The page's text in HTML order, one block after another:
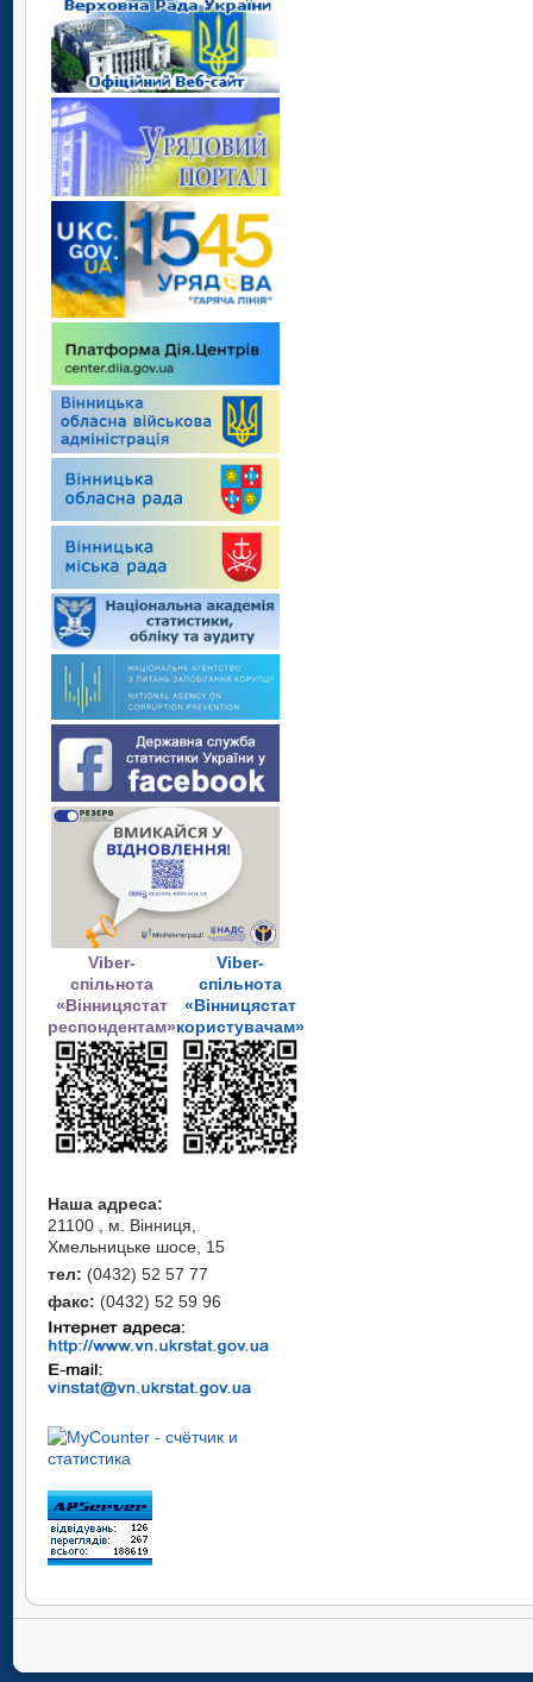
Viber-
спільнота
«Вінницястат
респондентам»
Viber-
спільнота
«Вінницястат
користувачам»
Наша адреса:
21100 , м. Вінниця,
Хмельницьке шосе, 15
тел: (0432) 52 57 77
факс: (0432) 52 59 96